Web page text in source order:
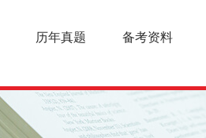
历年真题 备考资料